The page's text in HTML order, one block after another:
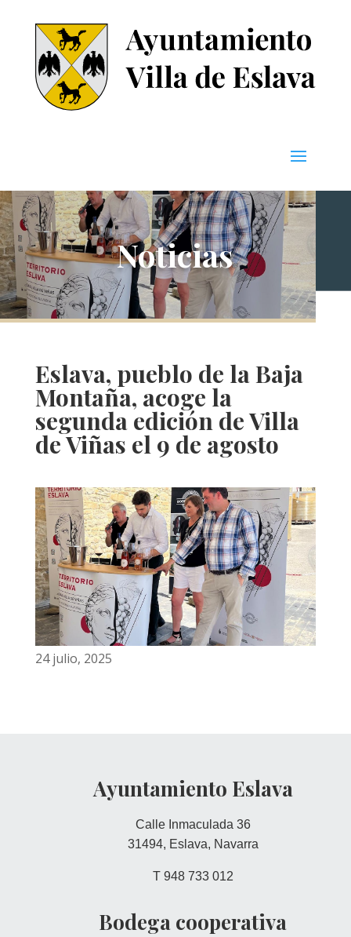
Noticias
Eslava, pueblo de la Baja
Montaña, acoge la
segunda edición de Villa
de Viñas el 9 de agosto
24 julio, 2025
Ayuntamiento Eslava
Calle Inmaculada 36
31494, Eslava, Navarra
T 948 733 012
Bodega cooperativa